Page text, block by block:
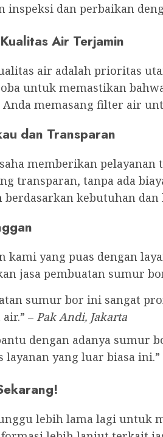
inspeksi dan perbaikan
Air Terjamin
air adalah prioritas
untuk memastikan
Anda memasang filter air
dan Transparan
memberikan
transparan, tanpa ada
kebutuhan dan
kami yang puas dengan
jasa pembuatan sumur
sumur bor ini sangat
– Pak Andi, Jakarta
dengan adanya sumur
layanan yang luar biasa ini.”
lebih lama lagi untuk